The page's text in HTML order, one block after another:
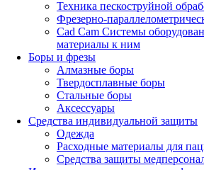
Техника пескоструйной
Фрезерно-
Cad Cam Системы
материалы к ним
Боры и фрезы
Алмазные боры
Твердосплавные боры
Стальные боры
Аксессуары
Средства индивидуальной защиты
Одежда
Расходные материалы для
Средства защиты